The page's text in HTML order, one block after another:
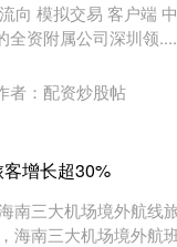
向 模拟交易 客户端
全资附属公司深圳领....
者：配资炒股帖
增长超30%
南三大机场境外航线
海南三大机场境外航